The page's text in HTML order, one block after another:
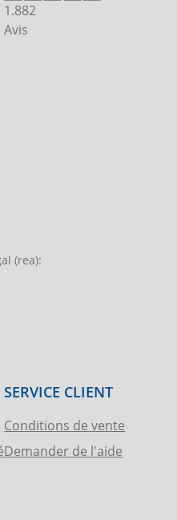
1.882
Avis
(rea):
SERVICE CLIENT
Conditions de vente
Demander de l'aide